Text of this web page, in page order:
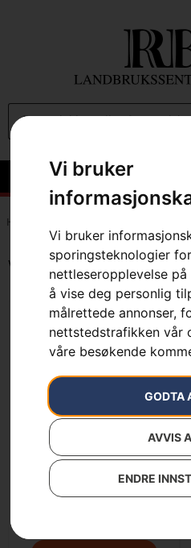
Vi bruker
Vi bruker
sporingsteknologier
nettleseropplevelse
å vise deg personlig
målrettede annonser,
nettstedstrafikken vår
våre besøkende
GODTA
AVVIS
ENDRE
Hem
Viser alle 10 resultater
Oljetut vinter for
Kombikanne 5+2,5 l